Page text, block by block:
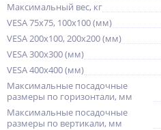
Максимальный вес, кг
VESA 75x75, 100x100 (мм)
VESA 200x100, 200x200 (мм)
VESA 300x300 (мм)
VESA 400x400 (мм)
Максимальные посадочные
размеры по горизонтали, мм
Максимальные посадочные
размеры по вертикали, мм